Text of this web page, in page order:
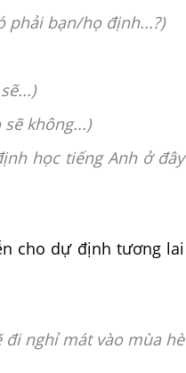
phải bạn/họ định...?)
không...)
học tiếng Anh ở đây
cho dự định tương lai
đi nghỉ mát vào mùa hè